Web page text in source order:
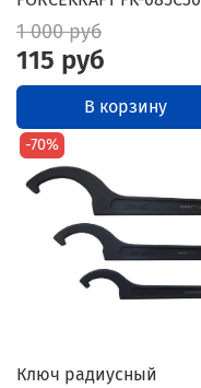
1 000 руб
115 руб
В корзину
-70%
Ключ радиусный